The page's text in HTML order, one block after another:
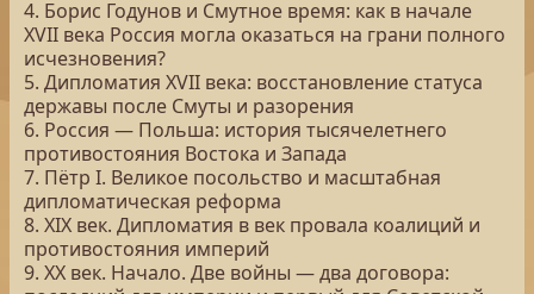
4. Борис Годунов и Смутное время: как в начале
XVII века Россия могла оказаться на грани полного
исчезновения?
5. Дипломатия XVII века: восстановление статуса
державы после Смуты и разорения
6. Россия — Польша: история тысячелетнего
противостояния Востока и Запада
7. Пётр I. Великое посольство и масштабная
дипломатическая реформа
8. XIX век. Дипломатия в век провала коалиций и
противостояния империй
9. XX век. Начало. Две войны — два договора: